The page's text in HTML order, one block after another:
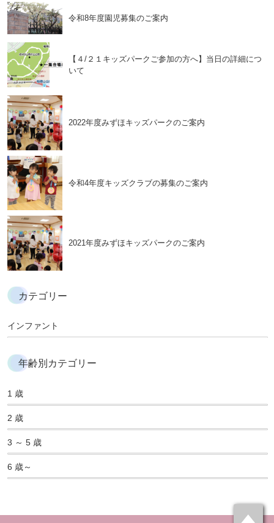
令和8年度園児募集のご案内
【４/２１キッズパークご参加の方へ】当日の詳細につ
いて
2022年度みずほキッズパークのご案内
令和4年度キッズクラブの募集のご案内
2021年度みずほキッズパークのご案内
カテゴリー
インファント
年齢別カテゴリー
1 歳
2 歳
3 ～ 5 歳
6 歳～